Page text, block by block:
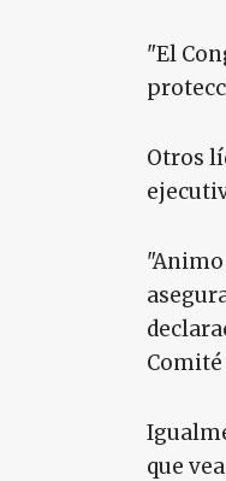
"El
Otros
Comité
que